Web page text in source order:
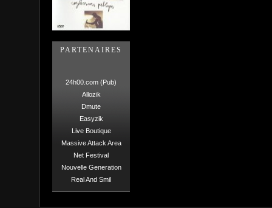
PARTENAIRES
24h00.com (Pub)
Allozik
Dmute
Easyzik
Live Boutique
Massive Attack Area
Net Festival
Nouvelle Generation
Real And Smil